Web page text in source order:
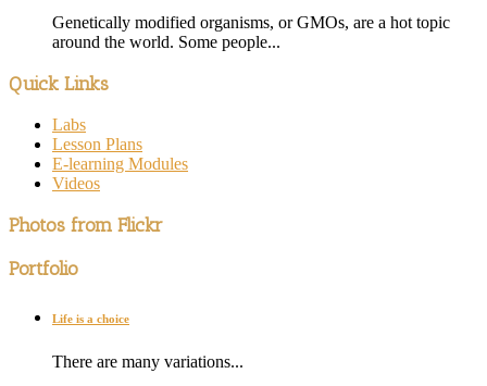
Genetically modified organisms, or GMOs, are a hot topic
around the world. Some people...
Quick Links
Labs
Lesson Plans
E-learning Modules
Videos
Photos from Flickr
Portfolio
Life is a choice
There are many variations...